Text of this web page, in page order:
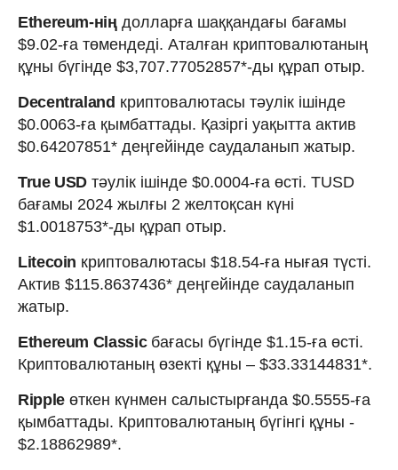
Ethereum-ніңдолларға шаққандағы бағамы
$9.02-ға төмендеді. Аталған криптовалютаның
құны бүгінде $3,707.77052857*-ды құрап отыр.
Decentraland криптовалютасы тәулік ішінде
$0.0063-ға қымбаттады. Қазіргі уақытта актив
$0.64207851* деңгейінде саудаланып жатыр.
True USD тәулік ішінде $0.0004-ға өсті. TUSD
бағамы 2024 жылғы 2 желтоқсан күні
$1.0018753*-ды құрап отыр.
Litecoin криптовалютасы $18.54-ға нығая түсті.
Актив $115.8637436* деңгейінде саудаланып
жатыр.
Ethereum Classicбағасы бүгінде $1.15-ға өсті.
Криптовалютаның өзекті құны – $33.33144831*.
Rippleөткен күнмен салыстырғанда $0.5555-ға
қымбаттады. Криптовалютаның бүгінгі құны -
$2.18862989*.